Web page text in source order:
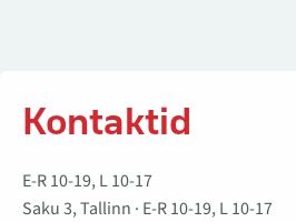
Kontaktid
E-R 10-19, L 10-17
Saku 3, Tallinn · E-R 10-19, L 10-17